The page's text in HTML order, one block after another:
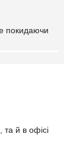
покидаючи
й в офісі